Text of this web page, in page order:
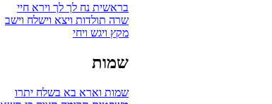
בראשית נח לך לך וירא חיי
שרה תולדות ויצא וישלח וישב
מקץ ויגש ויחי
שמות
שמות וארא בא בשלח יתרו